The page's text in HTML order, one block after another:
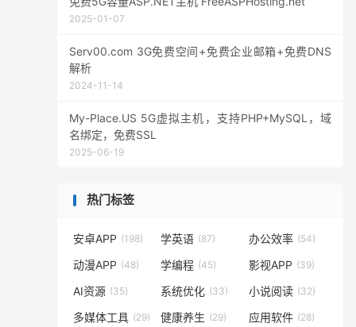
2025-01-07
Serv00.com 3G免费空间+免费企业邮箱+免费DNS
解析
2024-11-14
My-Place.US 5G虚拟主机，支持PHP+MySQL，域
名绑定，免费SSL
2025-06-19
热门标签
安卓APP (198) 学英语 (87) 办公效率 (54)
动漫APP (48) 学编程 (45) 影视APP (39)
AI资源 (35) 系统优化 (33) 小说阅读 (32)
多媒体工具 (29) 健康养生 (29) 应用软件 (28)